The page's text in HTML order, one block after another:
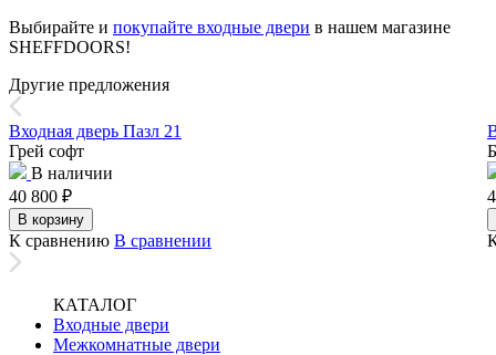
Выбирайте и покупайте входные двери в нашем магазине
SHEFFDOORS!
Другие предложения
Входная дверь Пазл 21
Грей софт
В наличии
40 800 ₽
В корзину
К сравнению В сравнении
КАТАЛОГ
Входные двери
Межкомнатные двери